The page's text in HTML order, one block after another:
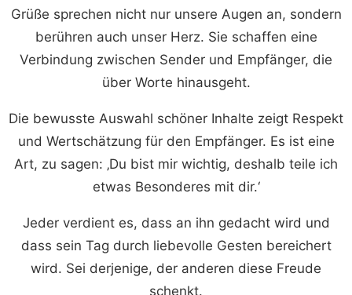
Grüße sprechen nicht nur unsere Augen an, sondern
berühren auch unser Herz. Sie schaffen eine
Verbindung zwischen Sender und Empfänger, die
über Worte hinausgeht.
Die bewusste Auswahl schöner Inhalte zeigt Respekt
und Wertschätzung für den Empfänger. Es ist eine
Art, zu sagen: ‚Du bist mir wichtig, deshalb teile ich
etwas Besonderes mit dir.‘
Jeder verdient es, dass an ihn gedacht wird und
dass sein Tag durch liebevolle Gesten bereichert
wird. Sei derjenige, der anderen diese Freude
schenkt.